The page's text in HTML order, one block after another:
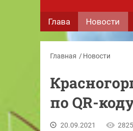
Глава Новости
Главная Новости
по QR-
20.09.2021 2825